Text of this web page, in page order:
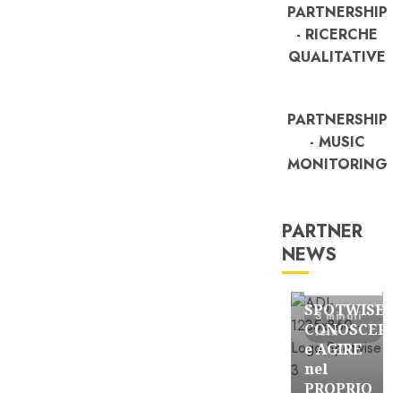
PARTNERSHIP
- RICERCHE
QUALITATIVE
PARTNERSHIP
- MUSIC
MONITORING
PARTNER
NEWS
3 minuti
letti
FREE
SPOTWISE:
CONOSCERE
e AGIRE
nel
PROPRIO